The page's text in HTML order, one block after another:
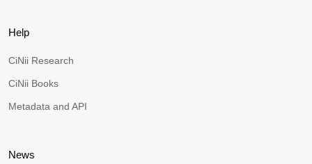
Help
CiNii Research
CiNii Books
Metadata and API
News